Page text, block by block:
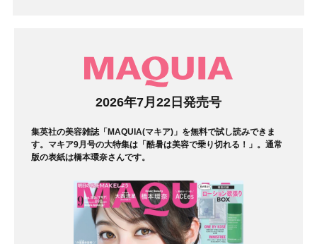
2026年7月22日発売号
集英社の美容雑誌「MAQUIA(マキア)」を無料で試し読みできま
す。マキア9月号の大特集は「酷暑は美容で乗り切れる！」。通常
版の表紙は橋本環奈さんです。